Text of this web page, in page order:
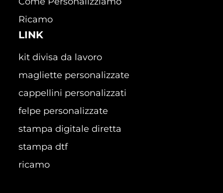
Ricamo
LINK
kit divisa da lavoro
magliette personalizzate
cappellini personalizzati
felpe personalizzate
stampa digitale diretta
stampa dtf
ricamo